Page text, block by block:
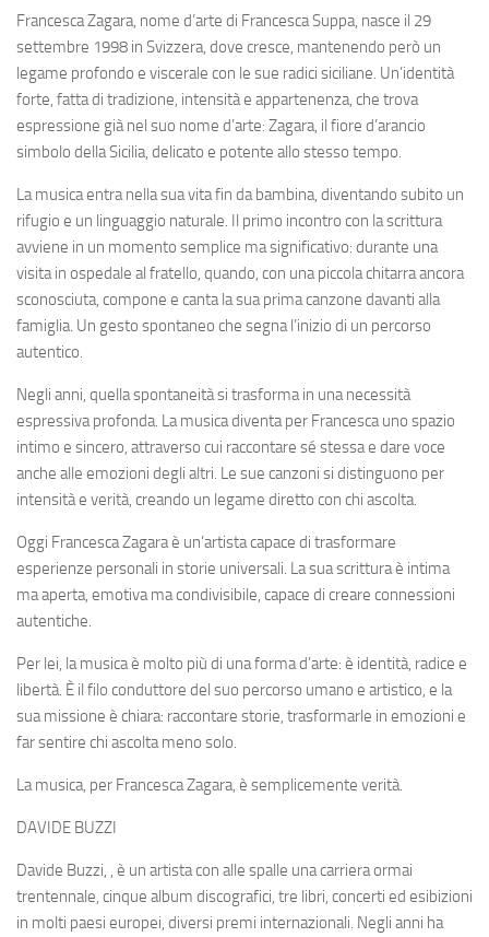
Francesca Zagara, nome d’arte di Francesca Suppa, nasce il 29
settembre 1998 in Svizzera, dove cresce, mantenendo però un
legame profondo e viscerale con le sue radici siciliane. Un’identità
forte, fatta di tradizione, intensità e appartenenza, che trova
espressione già nel suo nome d’arte: Zagara, il fiore d’arancio
simbolo della Sicilia, delicato e potente allo stesso tempo.
La musica entra nella sua vita fin da bambina, diventando subito un
rifugio e un linguaggio naturale. Il primo incontro con la scrittura
avviene in un momento semplice ma significativo: durante una
visita in ospedale al fratello, quando, con una piccola chitarra ancora
sconosciuta, compone e canta la sua prima canzone davanti alla
famiglia. Un gesto spontaneo che segna l’inizio di un percorso
autentico.
Negli anni, quella spontaneità si trasforma in una necessità
espressiva profonda. La musica diventa per Francesca uno spazio
intimo e sincero, attraverso cui raccontare sé stessa e dare voce
anche alle emozioni degli altri. Le sue canzoni si distinguono per
intensità e verità, creando un legame diretto con chi ascolta.
Oggi Francesca Zagara è un’artista capace di trasformare
esperienze personali in storie universali. La sua scrittura è intima
ma aperta, emotiva ma condivisibile, capace di creare connessioni
autentiche.
Per lei, la musica è molto più di una forma d’arte: è identità, radice e
libertà. È il filo conduttore del suo percorso umano e artistico, e la
sua missione è chiara: raccontare storie, trasformarle in emozioni e
far sentire chi ascolta meno solo.
La musica, per Francesca Zagara, è semplicemente verità.
DAVIDE BUZZI
Davide Buzzi, , è un artista con alle spalle una carriera ormai
trentennale, cinque album discografici, tre libri, concerti ed esibizioni
in molti paesi europei, diversi premi internazionali. Negli anni ha